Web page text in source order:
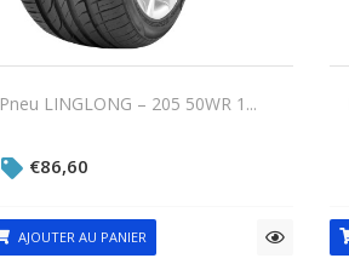
Pneu LINGLONG – 205 50WR 1...
€86,60
AJOUTER AU PANIER